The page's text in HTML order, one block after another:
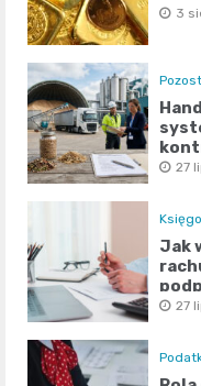
3
27
Jak
27